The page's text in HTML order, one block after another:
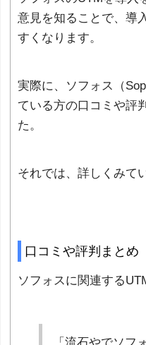
意見を知ることで、導
すくなります。
実際に、ソフォス（
ている方の口コミや評
た。
それでは、詳しくみて
口コミや評判まとめ
ソフォスに関連する